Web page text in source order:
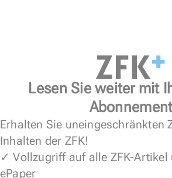
Lesen Sie weiter mit
Erhalten Sie uneingeschränkten
Inhalten der ZFK!
✓ Vollzugriff auf alle ZFK-
ePaper